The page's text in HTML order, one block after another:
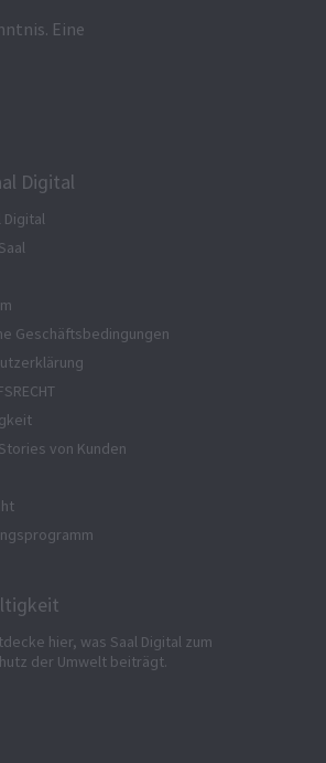
Eine
Digital
Digital
Geschäftsbedingungen
von Kunden
hier, was Saal Digital zum
der Umwelt beiträgt.